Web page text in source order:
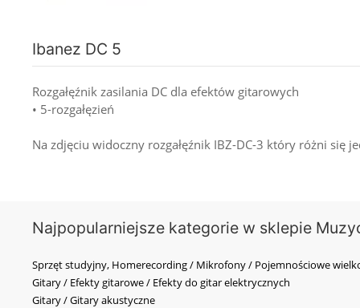
Ibanez DC 5
Rozgałęźnik zasilania DC dla efektów gitarowych
• 5-rozgałęzień
Na zdjęciu widoczny rozgałęźnik IBZ-DC-3 który różni się
Najpopularniejsze kategorie w sklepie
Sprzęt studyjny, Homerecording / Mikrofony / Pojemnościowe
Gitary / Efekty gitarowe / Efekty do gitar elektrycznych
Gitary / Gitary akustyczne